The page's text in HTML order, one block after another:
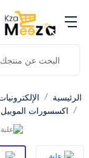
الرئيسية
اكسسورات الموبيل